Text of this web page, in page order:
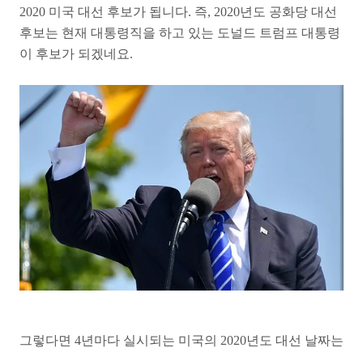
2020 미국 대선 후보가 됩니다. 즉, 2020년도 공화당 대선
후보는 현재 대통령직을 하고 있는 도널드 트럼프 대통령
이 후보가 되겠네요.
그렇다면 4년마다 실시되는 미국의 2020년도 대선 날짜는